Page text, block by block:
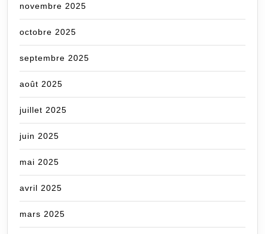
novembre 2025
octobre 2025
septembre 2025
août 2025
juillet 2025
juin 2025
mai 2025
avril 2025
mars 2025